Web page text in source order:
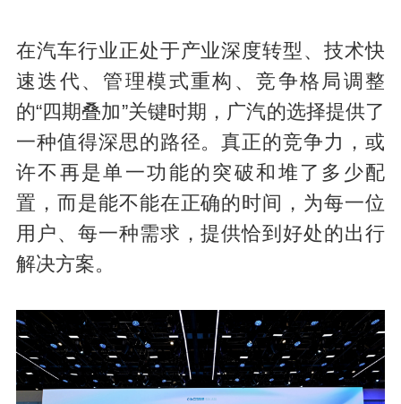
在汽车行业正处于产业深度转型、技术快
速迭代、管理模式重构、竞争格局调整
的“四期叠加”关键时期，广汽的选择提供了
一种值得深思的路径。真正的竞争力，或
许不再是单一功能的突破和堆了多少配
置，而是能不能在正确的时间，为每一位
用户、每一种需求，提供恰到好处的出行
解决方案。